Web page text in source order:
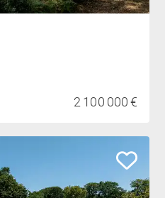
2 100 000 €